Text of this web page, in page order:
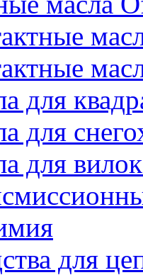
для
для
для
для